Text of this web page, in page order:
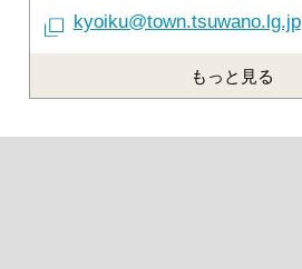
kyoiku@town.tsuwano.lg.jp
もっと見る